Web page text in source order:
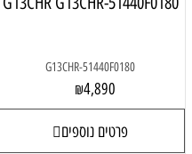
G13CHR-51440F0180
₪4,890
פרטים נוספים